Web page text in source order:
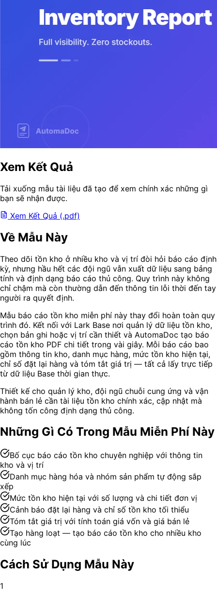
Xem Kết Quả
Tải xuống mẫu tài liệu đã tạo để xem chính xác những gì
bạn sẽ nhận được.
Xem Kết Quả (.pdf)
Về Mẫu Này
Theo dõi tồn kho ở nhiều kho và vị trí đòi hỏi báo cáo định
kỳ, nhưng hầu hết các đội ngũ vẫn xuất dữ liệu sang bảng
tính và định dạng báo cáo thủ công. Quy trình này không
chỉ chậm mà còn thường dẫn đến thông tin lỗi thời đến tay
người ra quyết định.
Mẫu báo cáo tồn kho miễn phí này thay đổi hoàn toàn quy
trình đó. Kết nối với Lark Base nơi quản lý dữ liệu tồn kho,
chọn bản ghi hoặc vị trí cần thiết và AutomaDoc tạo báo
cáo tồn kho PDF chi tiết trong vài giây. Mỗi báo cáo bao
gồm thông tin kho, danh mục hàng, mức tồn kho hiện tại,
chỉ số đặt lại hàng và tóm tắt giá trị — tất cả lấy trực tiếp
từ dữ liệu Base thời gian thực.
Thiết kế cho quản lý kho, đội ngũ chuỗi cung ứng và vận
hành bán lẻ cần tài liệu tồn kho chính xác, cập nhật mà
không tốn công định dạng thủ công.
Những Gì Có Trong Mẫu Miễn Phí Này
Bố cục báo cáo tồn kho chuyên nghiệp với thông tin
kho và vị trí
Danh mục hàng hóa và nhóm sản phẩm tự động sắp
xếp
Mức tồn kho hiện tại với số lượng và chi tiết đơn vị
Cảnh báo đặt lại hàng và chỉ số tồn kho tối thiểu
Tóm tắt giá trị với tính toán giá vốn và giá bán lẻ
Tạo hàng loạt — tạo báo cáo tồn kho cho nhiều kho
cùng lúc
Cách Sử Dụng Mẫu Này
1